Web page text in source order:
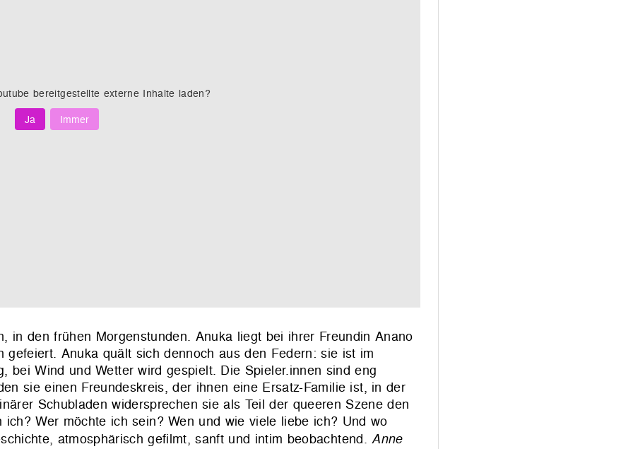
bereitgestellte externe Inhalte laden?
Ja
Immer
in den frühen Morgenstunden. Anuka liegt bei ihrer Freundin Anano
Anuka quält sich dennoch aus den Federn: sie ist im
bei Wind und Wetter wird gespielt. Die Spieler.innen sind eng
sie einen Freundeskreis, der ihnen eine Ersatz-Familie ist, in der
Schubladen widersprechen sie als Teil der queeren Szene den
Wer möchte ich sein? Wen und wie viele liebe ich? Und wo
atmosphärisch gefilmt, sanft und intim beobachtend.Anne